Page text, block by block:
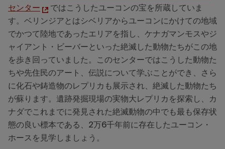
センター
ではこうしたユーコンの宝を所蔵していま
す。ベリンジアとはシベリアからユーコンにかけての地域
でかつて陸地であったエリアを指し、ケナガマンモスやジ
ャイアント・ビーバーといった絶滅した動物たちがこの地
を歩き回っていました。このセンターではこうした動物た
ちや先住民のアート、伝説について学ぶことができ、さら
に化石や鋳造物のレプリカも展示され、絶滅した動物たち
が蘇ります。遺跡発掘現場の実物大レプリカを探索し、カ
ナダでこれまでに発見された絶滅動物の中でも最も保存状
態の良い標本である、2万6千年前に存在したユーコン・
ホースを見学しましょう。